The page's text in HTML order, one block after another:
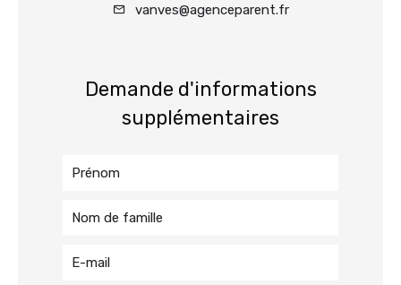
vanves@agenceparent.fr
Demande d'informations
supplémentaires